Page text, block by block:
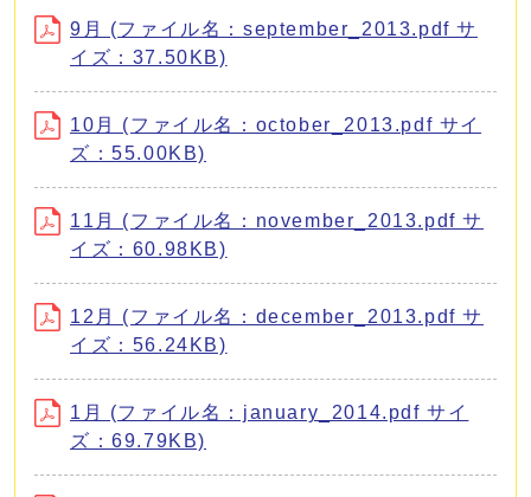
9月 (ファイル名：september_2013.pdf サ
イズ：37.50KB)
10月 (ファイル名：october_2013.pdf サイ
ズ：55.00KB)
11月 (ファイル名：november_2013.pdf サ
イズ：60.98KB)
12月 (ファイル名：december_2013.pdf サ
イズ：56.24KB)
1月 (ファイル名：january_2014.pdf サイ
ズ：69.79KB)